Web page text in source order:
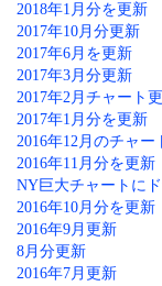
2018年1月分を更新
2017年10月分更新
2017年6月を更新
2017年3月分更新
2017年2月チャート
2017年1月分を更新
2016年12月のチャー
2016年11月分を更新
NY巨大チャートに
2016年10月分を更新
2016年9月更新
8月分更新
2016年7月更新